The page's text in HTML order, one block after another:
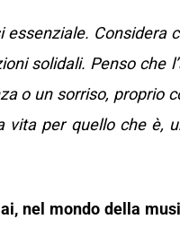
Considera
solidali. Penso che
o un sorriso, proprio
per quello che è,
nel mondo della